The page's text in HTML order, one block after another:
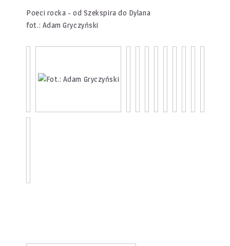
Poeci rocka - od Szekspira do Dylana
fot.: Adam Gryczyński